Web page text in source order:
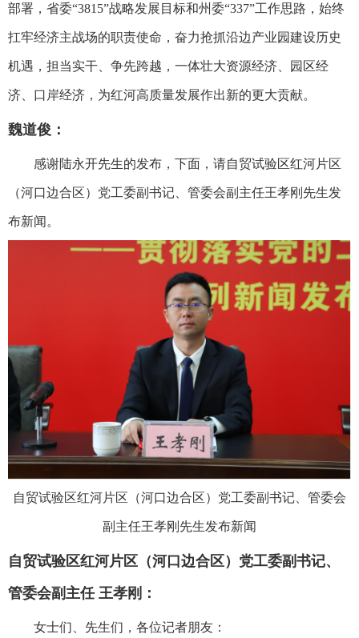
部署，省委“3815”战略发展目标和州委“337”工作思路，始终
扛牢经济主战场的职责使命，奋力抢抓沿边产业园建设历史
机遇，担当实干、争先跨越，一体壮大资源经济、园区经
济、口岸经济，为红河高质量发展作出新的更大贡献。
魏道俊：
感谢陆永开先生的发布，下面，请自贸试验区红河片区
（河口边合区）党工委副书记、管委会副主任王孝刚先生发
布新闻。
自贸试验区红河片区（河口边合区）党工委副书记、管委会
副主任王孝刚先生发布新闻
自贸试验区红河片区（河口边合区）党工委副书记、
管委会副主任 王孝刚：
女士们、先生们，各位记者朋友：